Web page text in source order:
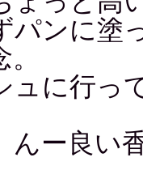
パンに塗
ュに行っ
んー良い